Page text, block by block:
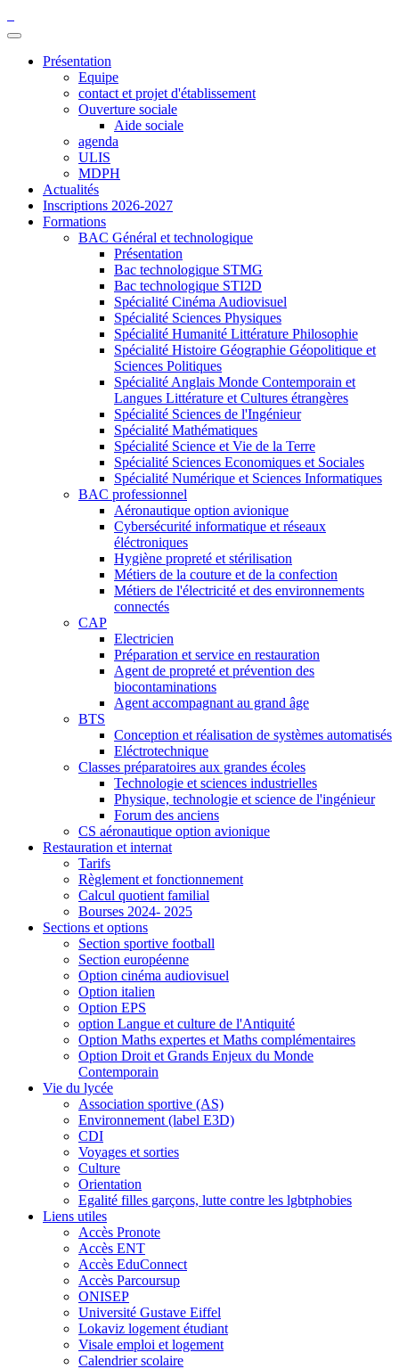
Présentation
Equipe
contact et projet d'établissement
Ouverture sociale
Aide sociale
agenda
ULIS
MDPH
Actualités
Inscriptions 2026-2027
Formations
BAC Général et technologique
Présentation
Bac technologique STMG
Bac technologique STI2D
Spécialité Cinéma Audiovisuel
Spécialité Sciences Physiques
Spécialité Humanité Littérature Philosophie
Spécialité Histoire Géographie Géopolitique et
Sciences Politiques
Spécialité Anglais Monde Contemporain et
Langues Littérature et Cultures étrangères
Spécialité Sciences de l'Ingénieur
Spécialité Mathématiques
Spécialité Science et Vie de la Terre
Spécialité Sciences Economiques et Sociales
Spécialité Numérique et Sciences Informatiques
BAC professionnel
Aéronautique option avionique
Cybersécurité informatique et réseaux
éléctroniques
Hygiène propreté et stérilisation
Métiers de la couture et de la confection
Métiers de l'électricité et des environnements
connectés
CAP
Electricien
Préparation et service en restauration
Agent de propreté et prévention des
biocontaminations
Agent accompagnant au grand âge
BTS
Conception et réalisation de systèmes automatisés
Eléctrotechnique
Classes préparatoires aux grandes écoles
Technologie et sciences industrielles
Physique, technologie et science de l'ingénieur
Forum des anciens
CS aéronautique option avionique
Restauration et internat
Tarifs
Règlement et fonctionnement
Calcul quotient familial
Bourses 2024- 2025
Sections et options
Section sportive football
Section européenne
Option cinéma audiovisuel
Option italien
Option EPS
option Langue et culture de l'Antiquité
Option Maths expertes et Maths complémentaires
Option Droit et Grands Enjeux du Monde
Contemporain
Vie du lycée
Association sportive (AS)
Environnement (label E3D)
CDI
Voyages et sorties
Culture
Orientation
Egalité filles garçons, lutte contre les lgbtphobies
Liens utiles
Accès Pronote
Accès ENT
Accès EduConnect
Accès Parcoursup
ONISEP
Université Gustave Eiffel
Lokaviz logement étudiant
Visale emploi et logement
Calendrier scolaire